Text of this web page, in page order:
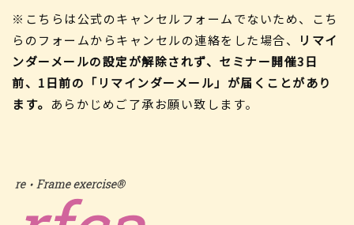
※こちらは公式のキャンセルフォームでないため、こち
らのフォームからキャンセルの連絡をした場合、
リマイ
ンダーメールの設定が解除されず、セミナー開催3日
前、1日前の「リマインダーメール」が届くことがあり
ます。 あらかじめご了承お願い致します。